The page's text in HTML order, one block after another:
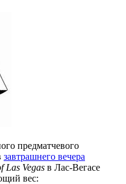
предматчевого
завтрашнего вечера
Las Vegas в Лас-Вегасе
вес: